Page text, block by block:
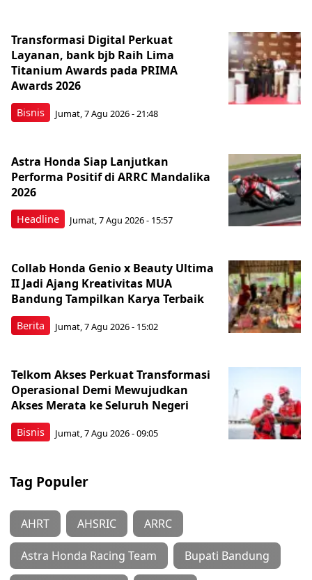
Bisnis
Transformasi Digital Perkuat
Layanan, bank bjb Raih Lima
Titanium Awards pada PRIMA
Awards 2026
Jumat, 7 Agu 2026 - 21:48
Headline
Astra Honda Siap Lanjutkan
Performa Positif di ARRC Mandalika
2026
Jumat, 7 Agu 2026 - 15:57
Berita
Collab Honda Genio x Beauty Ultima
II Jadi Ajang Kreativitas MUA
Bandung Tampilkan Karya Terbaik
Jumat, 7 Agu 2026 - 15:02
Bisnis
Telkom Akses Perkuat Transformasi
Operasional Demi Mewujudkan
Akses Merata ke Seluruh Negeri
Jumat, 7 Agu 2026 - 09:05
Tag Populer
AHRT AHSRIC ARRC
Astra Honda Racing Team Bupati Bandung